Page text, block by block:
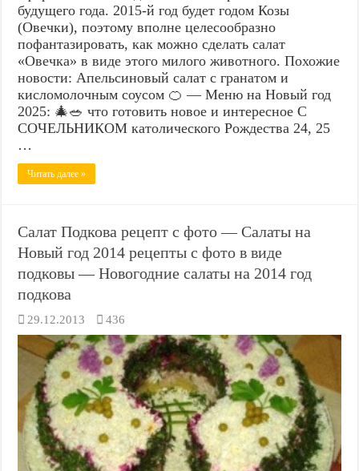
будущего года. 2015-й год будет годом Козы
(Овечки), поэтому вполне целесообразно
пофантазировать, как можно сделать салат
«Овечка» в виде этого милого животного. Похожие
новости: Апельсиновый салат с гранатом и
кисломолочным соусом 🍊 — Меню на Новый год
2025: 🎄🥗 что готовить новое и интересное С
СОЧЕЛЬНИКОМ католического Рождества 24, 25
…
Читать далее »
Салат Подкова рецепт с фото — Салаты на
Новый год 2014 рецепты с фото в виде
подковы — Новогодние салаты на 2014 год
подкова
29.12.2013 436